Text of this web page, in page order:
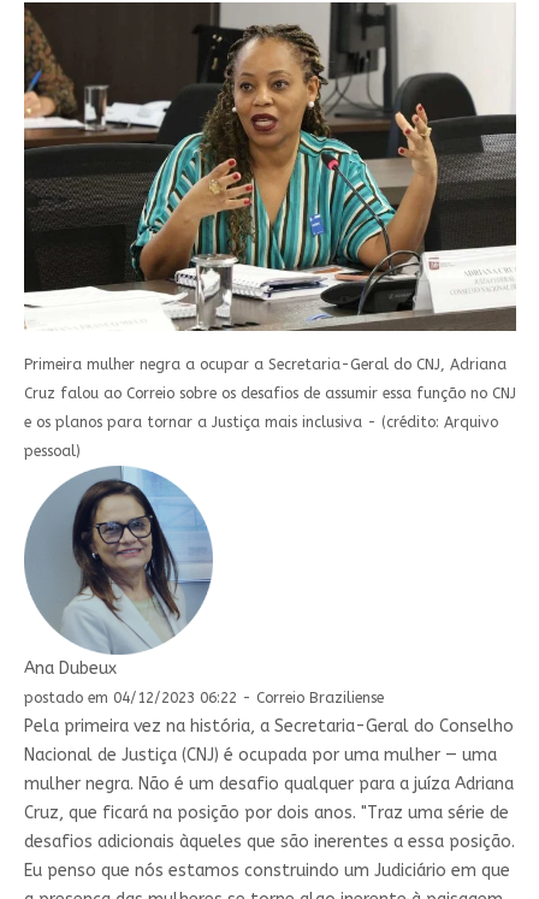
Primeira mulher negra a ocupar a Secretaria-Geral do CNJ, Adriana
Cruz falou ao Correio sobre os desafios de assumir essa função no CNJ
e os planos para tornar a Justiça mais inclusiva - (crédito: Arquivo
pessoal)
Ana Dubeux
postado em 04/12/2023 06:22 - Correio Braziliense
Pela primeira vez na história, a Secretaria-Geral do Conselho
Nacional de Justiça (CNJ) é ocupada por uma mulher — uma
mulher negra. Não é um desafio qualquer para a juíza Adriana
Cruz, que ficará na posição por dois anos. "Traz uma série de
desafios adicionais àqueles que são inerentes a essa posição.
Eu penso que nós estamos construindo um Judiciário em que